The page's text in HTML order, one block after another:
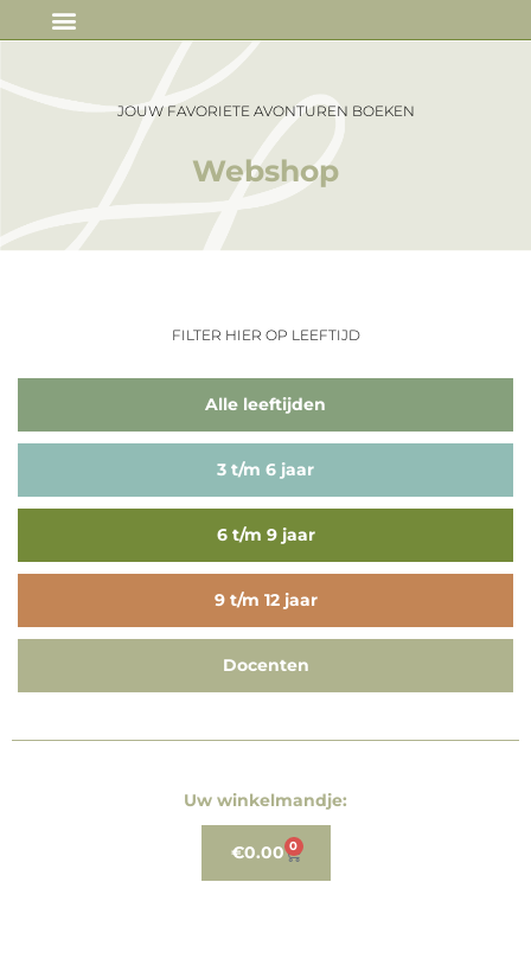
JOUW FAVORIETE AVONTUREN BOEKEN
Webshop
FILTER HIER OP LEEFTIJD
Alle leeftijden
3 t/m 6 jaar
6 t/m 9 jaar
9 t/m 12 jaar
Docenten
Uw winkelmandje:
€0.00 0